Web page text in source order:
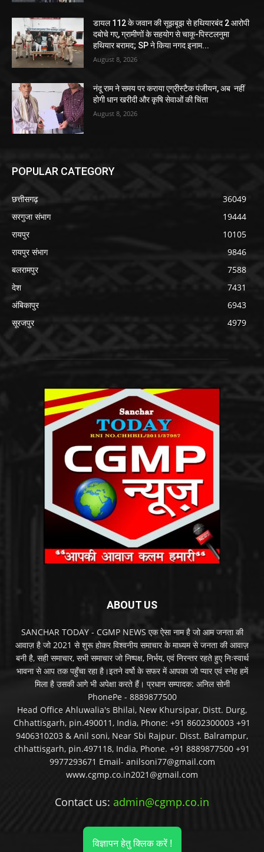
डायल 112 के जवान की सूझबूझ से हथियारबंद 2 आरोपी
दबोचे गए, ग्रामीणों के सहयोग से चाकू-पिस्टलनुमा
हथियार बरामद; SP ने किया नगद इनाम...
August 8, 2026
नंदू राम ने समय पर कराया एग्रीस्टैक पंजीयन, अब नहीं
होगी धान खरीदी और कृषि सेवाओं की चिंता
August 8, 2026
POPULAR CATEGORY
छत्तीसगढ़
36049
सरगुजा संभाग
19444
रायपुर
10105
रायपुर संभाग
9846
बलरामपुर
7588
देश
7431
अंबिकापुर
6943
सूरजपुर
4979
ABOUT US
SANCHAR TODAY - CGMP NEWS एक ऐसा नाम है जो आम जनता की
आवाज़ है जो 2021 से शुरू होकर विश्वनीय समाचार के माध्यम से जनता की आवाज़
बनी है, सही समाचार, सभी समाचार जो निष्पक्ष, निर्भय, एवं निरन्तर रहते हुए निःस्वार्थ
भावना से आप तक पहुँचा रहा है।इतने वर्षो के सफर में आपका जो प्यार एवं स्नेह हमें
मिला है उसकी आगे भी अपेक्षा करते हैं। प्रधान सम्पादक: अनिल सोनी
PhonePe - 8889877500
Head Office Ahluwalia's Bhilai, New Khursipar, Distt. Durg,
Chhattisgarh, pin.490011, India, Phone: +91 8602300003 +91
9406310203 & Anil soni, Near Sbi Rajpur. Disst. Balrampur,
chhattisgarh, pin.497118, India, Phone. +91 8889877500 +91
9977293671 Email- anilsoni77@gmail.com
www.cgmp.co.in2021@gmail.com
Contact us: admin@cgmp.co.in
विज्ञापन हेतु क्लिक करें !